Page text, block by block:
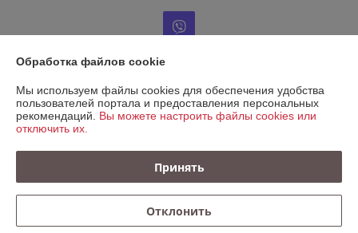
Информация для покупателя
Юридическое лицо:ООО "КРЕПАВТОТРЕЙД"
220067, Беларусь, г. Минск, ул. Сырокомли, д. 7, пом. 104 (236)
Регистрационный номер ЕГР: 193721138
Регистрационный орган: Минский горисполком
Дата регистрации компании: 09.11.2023
Обработка файлов cookie
Мы используем файлы cookies для обеспечения удобства
пользователей портала и предоставления персональных
рекомендаций. Вы можете настроить файлы cookies или
отключить их.
Принять
Отклонить